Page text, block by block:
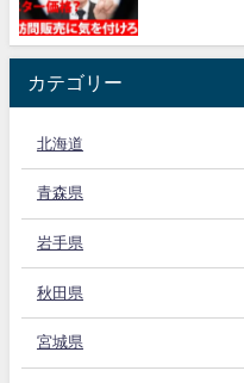
カテゴリー
北海道
青森県
岩手県
秋田県
宮城県